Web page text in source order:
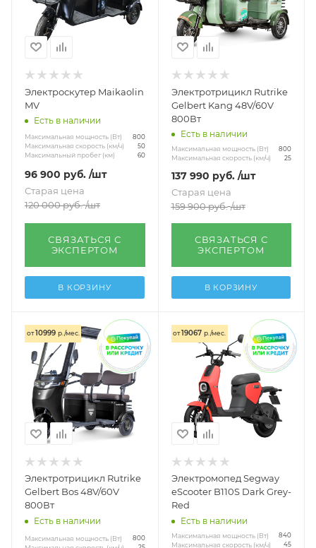
Электроскутер Maikaolin
MV
Есть в наличии
Максимальная мощность (Вт) 800
Максимальная скорость (км/ч) 50
Максимальный пробег (км) 60
96 900 руб. /шт
Старая цена
120 000руб. /шт
СВЯЗАТЬСЯ С
ЭКСПЕРТОМ
В КОРЗИНУ
Электротрицикл Rutrike
Gelbert Kang 48V/60V
800Вт
Есть в наличии
Максимальная мощность (Вт) 800
Максимальная скорость (км/ч) 25
137 990 руб. /шт
Старая цена
159 900руб. /шт
СВЯЗАТЬСЯ С
ЭКСПЕРТОМ
В КОРЗИНУ
от10999 р./мес.
Электротрицикл Rutrike
Gelbert Bos 48V/60V
800Вт
Есть в наличии
Максимальная мощность (Вт) 800
от19067 р./мес.
Электромопед Segway
eScooter B110S Dark Grey-
Red
Есть в наличии
Максимальная мощность (Вт) 840
Максимальная скорость (км/ч) 45